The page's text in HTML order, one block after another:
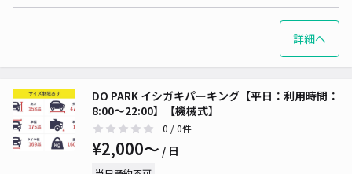
詳細へ
DO PARK イシガキパーキング【平日：利用時間：
8:00～22:00】【機械式】
0 / 0件
¥2,000〜 / 日